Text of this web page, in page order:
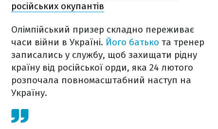
російських окупантів
Олімпійський призер складно переживає
часи війни в Україні. Його батько та тренер
записались у службу, щоб захищати рідну
країну від російської орди, яка 24 лютого
розпочала повномасштабний наступ на
Україну.